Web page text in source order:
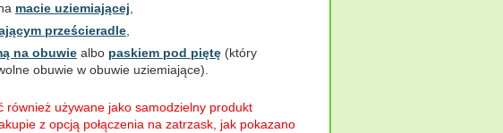
macie uziemiającej
prześcieradle
na obuwie albo paskiem pod piętę (który
obuwie w obuwie uziemiające).
również używane jako samodzielny produkt
z opcją połączenia na zatrzask, jak pokazano